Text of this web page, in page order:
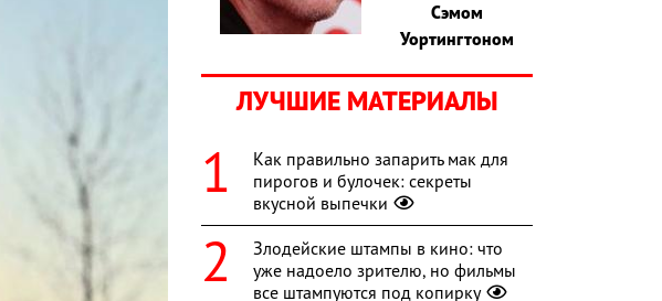
Сэмом
Уортингтоном
ЛУЧШИЕ МАТЕРИАЛЫ
Как правильно запарить мак для
пирогов и булочек: секреты
вкусной выпечки
Злодейские штампы в кино: что
уже надоело зрителю, но фильмы
все штампуются под копирку